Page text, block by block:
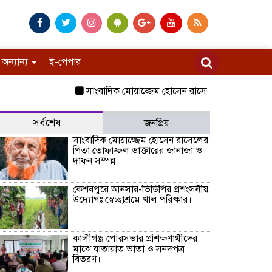
অন্যান্য ই-পেপার
সাংবাদিক মোয়াজ্জেম হোসেন রাসেলের পিতা তোফাজ্জল
সর্বশেষ
জনপ্রিয়
সাংবাদিক মোয়াজ্জেম হোসেন রাসেলের
পিতা তোফাজ্জল ডাক্তারের জানাজা ও
দাফন সম্পন্ন।
কেশবপুরে আনসার-ভিডিপির প্রশংসনীয়
উদ্যোগঃ স্বেচ্ছাশ্রমে খাল পরিষ্কার।
কালীগঞ্জ পৌরসভার প্রশিক্ষণার্থীদের
মাঝে যাতায়াত ভাতা ও সনদপত্র
বিতরণ।